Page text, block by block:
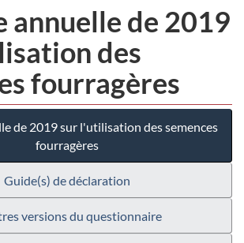
annuelle de 2019
des
fourragères
de 2019 sur l'utilisation des semences
fourragères
Guide(s) de déclaration
versions du questionnaire